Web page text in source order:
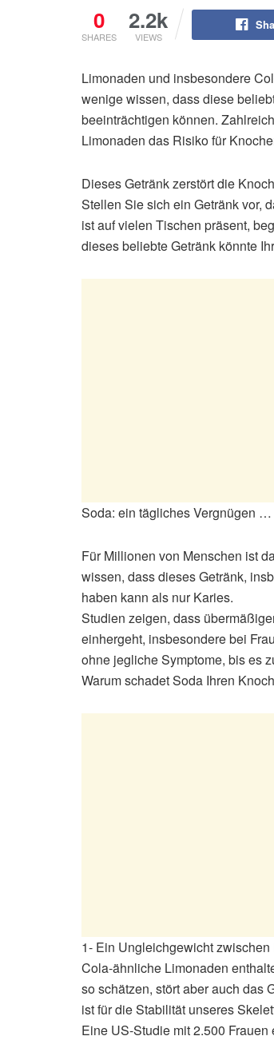
0
SHARES
2.2k
VIEWS
Limonaden und insbesondere
wenige wissen, dass diese
beeinträchtigen können.
Limonaden das Risiko für
Dieses Getränk zerstört die
Stellen Sie sich ein Getränk vor,
ist auf vielen Tischen präsent,
dieses beliebte Getränk könnte
Soda: ein tägliches Vergnügen
Für Millionen von Menschen ist
wissen, dass dieses Getränk,
haben kann als nur Karies.
Studien zeigen, dass
einhergeht, insbesondere bei
ohne jegliche Symptome, bis es
Warum schadet Soda Ihren
1- Ein Ungleichgewicht
Cola-ähnliche Limonaden
so schätzen, stört aber auch das
ist für die Stabilität unseres
Eine US-Studie mit 2.500